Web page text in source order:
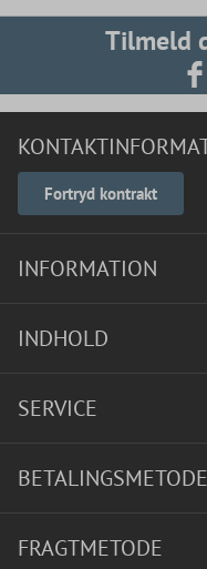
Tilmeld
Fortryd kontrakt
INFORMATION
INDHOLD
SERVICE
BETALINGSMETODE
FRAGTMETODE